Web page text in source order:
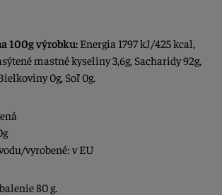
100g výrobku: Energia 1797 kJ/425 kcal,
mastné kyseliny 3,6g, Sacharidy 92g,
0g, Soľ 0g.
vyrobené: v EU
80 g.